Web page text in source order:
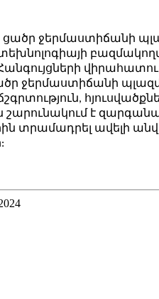
ջերմաստիճանի
ջերմաստիճանի
ճշգրտություն,
շարունակում է
տրամադրել ավելի